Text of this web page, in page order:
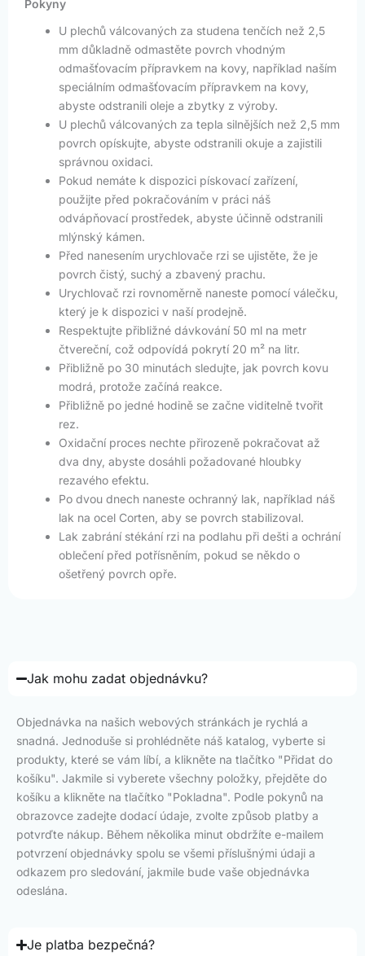
Pokyny
U plechů válcovaných za studena tenčích než 2,5
mm důkladně odmastěte povrch vhodným
odmašťovacím přípravkem na kovy, například naším
speciálním odmašťovacím přípravkem na kovy,
abyste odstranili oleje a zbytky z výroby.
U plechů válcovaných za tepla silnějších než 2,5 mm
povrch opískujte, abyste odstranili okuje a zajistili
správnou oxidaci.
Pokud nemáte k dispozici pískovací zařízení,
použijte před pokračováním v práci náš
odvápňovací prostředek, abyste účinně odstranili
mlýnský kámen.
Před nanesením urychlovače rzi se ujistěte, že je
povrch čistý, suchý a zbavený prachu.
Urychlovač rzi rovnoměrně naneste pomocí válečku,
který je k dispozici v naší prodejně.
Respektujte přibližné dávkování 50 ml na metr
čtvereční, což odpovídá pokrytí 20 m² na litr.
Přibližně po 30 minutách sledujte, jak povrch kovu
modrá, protože začíná reakce.
Přibližně po jedné hodině se začne viditelně tvořit
rez.
Oxidační proces nechte přirozeně pokračovat až
dva dny, abyste dosáhli požadované hloubky
rezavého efektu.
Po dvou dnech naneste ochranný lak, například náš
lak na ocel Corten, aby se povrch stabilizoval.
Lak zabrání stékání rzi na podlahu při dešti a ochrání
oblečení před potřísněním, pokud se někdo o
ošetřený povrch opře.
Jak mohu zadat objednávku?
Objednávka na našich webových stránkách je rychlá a
snadná. Jednoduše si prohlédněte náš katalog, vyberte si
produkty, které se vám líbí, a klikněte na tlačítko "Přidat do
košíku". Jakmile si vyberete všechny položky, přejděte do
košíku a klikněte na tlačítko "Pokladna". Podle pokynů na
obrazovce zadejte dodací údaje, zvolte způsob platby a
potvrďte nákup. Během několika minut obdržíte e-mailem
potvrzení objednávky spolu se všemi příslušnými údaji a
odkazem pro sledování, jakmile bude vaše objednávka
odeslána.
Je platba bezpečná?